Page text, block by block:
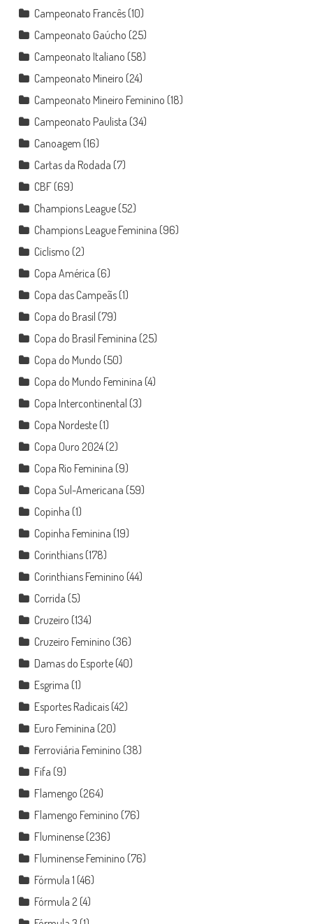
Campeonato Francês(10)
Campeonato Gaúcho (25)
Campeonato Italiano (58)
Campeonato Mineiro (24)
Campeonato Mineiro Feminino (18)
Campeonato Paulista (34)
Canoagem (16)
Cartas da Rodada (7)
CBF(69)
Champions League(52)
Champions League Feminina (96)
Ciclismo (2)
Copa América (6)
Copa das Campeãs(1)
Copa do Brasil (79)
Copa do Brasil Feminina (25)
Copa do Mundo (50)
Copa do Mundo Feminina (4)
Copa Intercontinental (3)
Copa Nordeste(1)
Copa Ouro 2024(2)
Copa Rio Feminina (9)
Copa Sul-Americana (59)
Copinha (1)
Copinha Feminina (19)
Corinthians(178)
Corinthians Feminino (44)
Corrida (5)
Cruzeiro (134)
Cruzeiro Feminino (36)
Damas do Esporte(40)
Esgrima (1)
Esportes Radicais(42)
Euro Feminina (20)
Ferroviária Feminino (38)
Fifa (9)
Flamengo (264)
Flamengo Feminino (76)
Fluminense(236)
Fluminense Feminino (76)
Fórmula 1 (46)
Fórmula 2 (4)